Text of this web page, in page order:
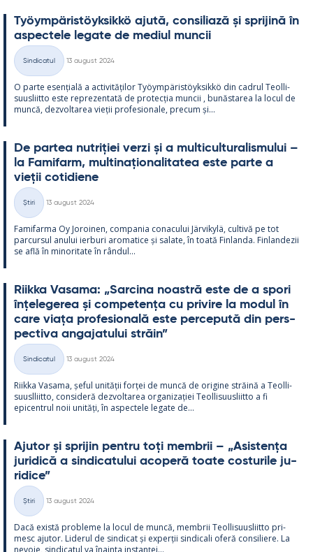
Työym­pä­ris­töyk­sikkö ajută, con­si­liază și spri­jină în
as­pec­tele le­gate de me­diul muncii
Categorii
Sindicatul
13 august 2024
O parte esențială a ac­ti­vități­lor Työym­pä­ris­töyk­sikkö din cadrul Teol­li­
suus­liitto este reprezen­tată de pro­tecția muncii , bunăs­ta­rea la locul de
muncă, dez­vol­ta­rea vieții pro­fe­sio­nale, precum și...
De par­tea nut­riției verzi și a mul­ticul­tu­ra­lis­mu­lui –
la Fa­mi­farm, mul­ti­națio­na­li­ta­tea este parte a
vieții co­ti­diene
Categorii
Știri
13 august 2024
Fa­mi­farma Oy Jo­roi­nen, com­pa­nia co­nacu­lui Jär­vi­kylä, cul­tivă pe tot
parcur­sul anu­lui ier­buri aro­ma­tice și sa­late, în toată Fin­landa. Fin­lan­dezii
se află în mi­no­ri­tate în rân­dul...
Riikka Va­sama: „Sarcina noa­stră este de a spori
înțe­le­ge­rea și com­pe­tența cu pri­vire la mo­dul în
care viața pro­fe­sio­nală este perce­pută din pers­
pec­tiva an­ga­ja­tu­lui străin”
Categorii
Sindicatul
13 august 2024
Riikka Va­sama, șe­ful unității forței de muncă de ori­gine străină a Teol­li­
suusl­liitto, con­si­deră dez­vol­ta­rea or­ga­nizației Teol­li­suus­liitto a fi
epicent­rul noii unități, în as­pec­tele le­gate de...
Aju­tor și spri­jin pentru toți mem­brii – „Asis­tența
ju­ri­dică a sin­dica­tu­lui aco­peră toate cos­tu­rile ju­
ri­dice”
Categorii
Știri
13 august 2024
Dacă există probleme la locul de muncă, mem­brii Teol­li­suus­liitto pri­
mesc aju­tor. Li­de­rul de sin­dicat și ex­perții sin­dicali oferă con­si­liere. La